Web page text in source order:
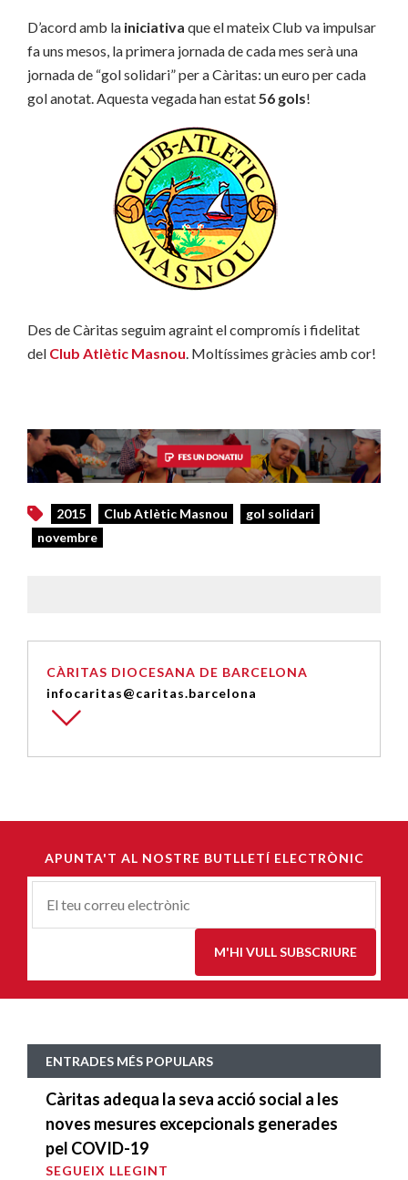
D’acord amb la iniciativa que el mateix Club va impulsar
fa uns mesos, la primera jornada de cada mes serà una
jornada de “gol solidari” per a Càritas: un euro per cada
gol anotat. Aquesta vegada han estat56 gols!
Des de Càritas seguim agraint el compromís i fidelitat
del Club Atlètic Masnou. Moltíssimes gràcies amb cor!
2015 Club Atlètic Masnou
gol solidari
novembre
CÀRITAS DIOCESANA DE BARCELONA
infocaritas@caritas.barcelona
APUNTA'T AL NOSTRE BUTLLETÍ ELECTRÒNIC
Correu-
M'HI VULL SUBSCRIURE
ENTRADES MÉS POPULARS
Càritas adequa la seva acció social a les
noves mesures excepcionals generades
pel COVID-19
SEGUEIX LLEGINT